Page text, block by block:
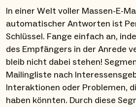
In einer Welt voller Massen-E-
automatischer Antworten ist
Schlüssel. Fange einfach an,
des Empfängers in der Anrede
bleib nicht dabei stehen!
Mailingliste nach
Interaktionen oder Problemen,
haben könnten. Durch diese